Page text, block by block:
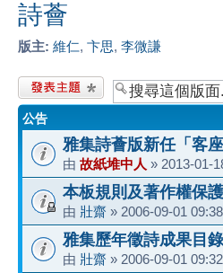
詩薈
版主: 維仁, 卞思, 李微謙
發表新主題
公告
雅集詩薈版新任「客
由 故紙堆中人 » 2013-01-
本板規則及著作權保
由 壯齋 » 2006-09-01
雅集歷年徵詩成果目錄
由 壯齋 » 2006-09-01